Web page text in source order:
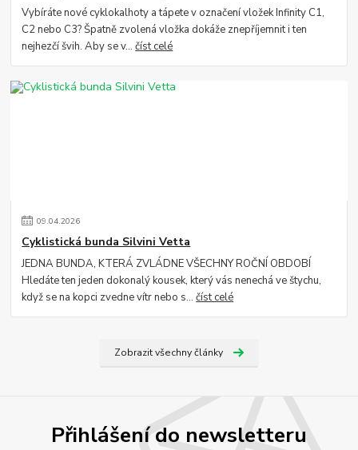
Vybíráte nové cyklokalhoty a tápete v označení vložek Infinity C1,
C2 nebo C3? Špatně zvolená vložka dokáže znepříjemnit i ten
nejhezčí švih. Aby se v...číst celé
09.04.2026
Cyklistická bunda Silvini Vetta
JEDNA BUNDA, KTERÁ ZVLÁDNE VŠECHNY ROČNÍ OBDOBÍ
Hledáte ten jeden dokonalý kousek, který vás nenechá ve štychu,
když se na kopci zvedne vítr nebo s...číst celé
Zobrazit všechny články
Přihlášení do newsletteru